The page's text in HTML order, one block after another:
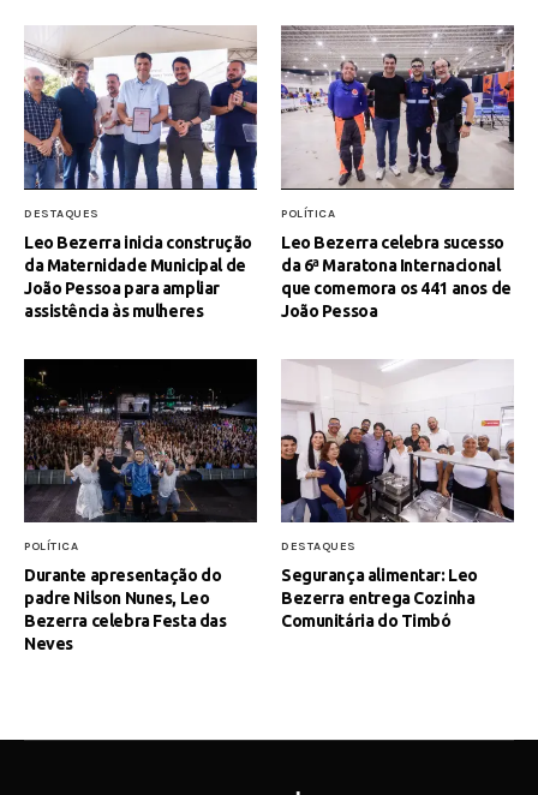
DESTAQUES
Leo Bezerra inicia construção
da Maternidade Municipal de
João Pessoa para ampliar
assistência às mulheres
POLÍTICA
Leo Bezerra celebra sucesso
da 6ª Maratona Internacional
que comemora os 441 anos de
João Pessoa
POLÍTICA
Durante apresentação do
padre Nilson Nunes, Leo
Bezerra celebra Festa das
Neves
DESTAQUES
Segurança alimentar: Leo
Bezerra entrega Cozinha
Comunitária do Timbó